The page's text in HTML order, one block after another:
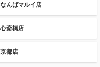
なんばマルイ店
心斎橋店
京都店